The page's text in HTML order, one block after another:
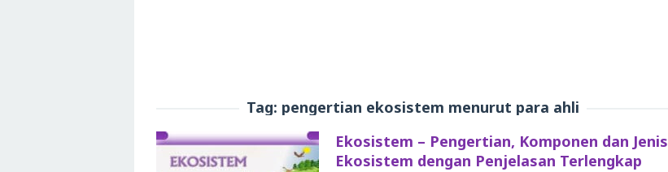
Tag: pengertian ekosistem menurut para ahli
Ekosistem – Pengertian, Komponen dan Jenis
Ekosistem dengan Penjelasan Terlengkap